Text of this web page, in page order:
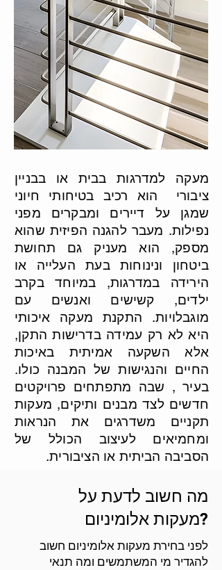
מעקה למדרגות בבית או בבניין
ציבורי הוא רכיב בטיחותי חיוני
שמגן על דיירים ומבקרים מפני
נפילות. מעבר להגנה הפיזית שהוא
מספק, הוא מעניק גם תחושת
ביטחון ונינוחות בעת העלייה או
הירידה במדרגות, במיוחד בקרב
ילדים, קשישים ואנשים עם
מוגבלויות. התקנת מעקה איכותי
היא לא רק עמידה בדרישות התקן,
אלא השקעה אמיתית באיכות
החיים והנגישות של המבנה כולו.
בעיר , שבה מתפתחים פרויקטים
חדשים לצד מבנים ותיקים, מעקות
תקניים משדרגים את הנראות
ומחמיאים לעיצוב הכולל של
הסביבה הביתית או הציבורית.
להצעת מחיר
לדגמי מעקות 2026
למחירון מעקות
מה חשוב לדעת על
מעקות אלומיניום?
לפני בחירת מעקות אלומיניום חשוב
להגדיר מי המשתמשים ומה תנאי